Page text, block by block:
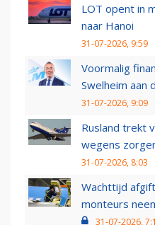
LOT opent in
naar Hanoi
31-07-2026, 9:59
Voormalig
Swelheim aan
31-07-2026, 9:09
Rusland trekt
wegens
31-07-2026, 8:03
Wachttijd
monteurs
31-07-2026,